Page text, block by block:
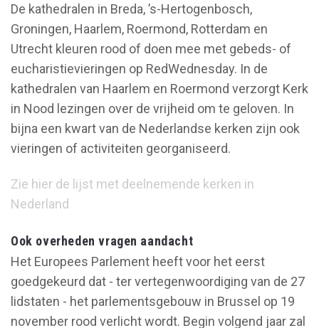
De kathedralen in Breda, ’s-Hertogenbosch,
Groningen, Haarlem, Roermond, Rotterdam en
Utrecht kleuren rood of doen mee met gebeds- of
eucharistievieringen op RedWednesday. In de
kathedralen van Haarlem en Roermond verzorgt Kerk
in Nood lezingen over de vrijheid om te geloven. In
bijna een kwart van de Nederlandse kerken zijn ook
vieringen of activiteiten georganiseerd.
Zie hier de lijst met deelnemende kerken in
Nederland
Ook overheden vragen aandacht
Het Europees Parlement heeft voor het eerst
goedgekeurd dat - ter vertegenwoordiging van de 27
lidstaten - het parlementsgebouw in Brussel op 19
november rood verlicht wordt. Begin volgend jaar zal